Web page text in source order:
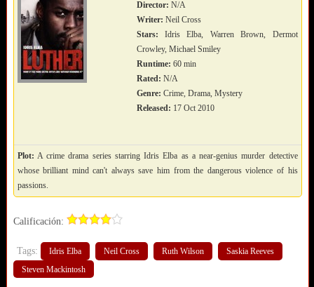
Director: N/A
Writer: Neil Cross
Stars: Idris Elba, Warren Brown, Dermot
Crowley, Michael Smiley
Runtime: 60 min
Rated: N/A
Genre: Crime, Drama, Mystery
Released: 17 Oct 2010
Plot: A crime drama series starring Idris Elba as a near-genius murder detective
whose brilliant mind can't always save him from the dangerous violence of his
passions.
Calificación:
Tags: Idris Elba Neil Cross Ruth Wilson
Saskia Reeves
Steven Mackintosh